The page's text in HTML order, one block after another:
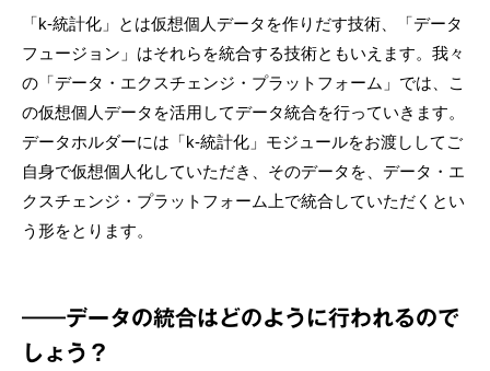
「k-統計化」とは仮想個人データを作りだす技術、「データ
フュージョン」はそれらを統合する技術ともいえます。我々
の「データ・エクスチェンジ・プラットフォーム」では、こ
の仮想個人データを活用してデータ統合を行っていきます。
データホルダーには「k-統計化」モジュールをお渡ししてご
自身で仮想個人化していただき、そのデータを、データ・エ
クスチェンジ・プラットフォーム上で統合していただくとい
う形をとります。
――データの統合はどのように行われるので
しょう？